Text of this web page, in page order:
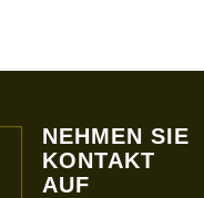
NEHMEN SIE
KONTAKT
AUF